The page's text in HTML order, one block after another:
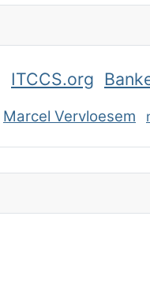
ITCCS.org
Marcel Vervloesem